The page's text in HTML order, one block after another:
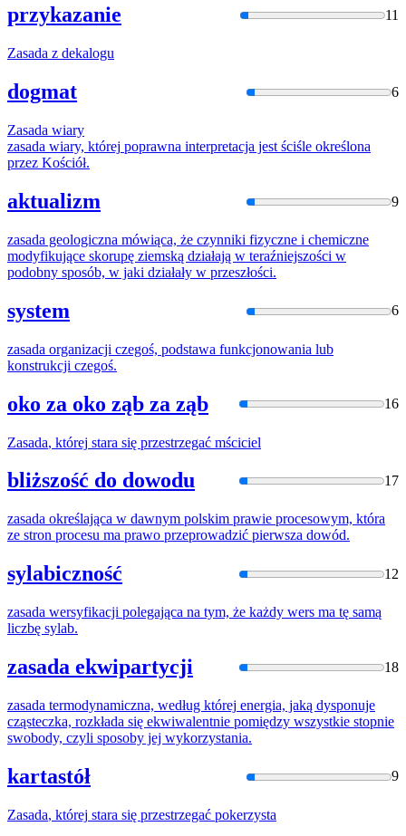
przykazanie 11
Zasada z dekalogu
dogmat 6
Zasada wiary
zasada wiary, której poprawna interpretacja jest ściśle określona
przez Kościół.
aktualizm 9
zasada geologiczna mówiąca, że czynniki fizyczne i chemiczne
modyfikujące skorupę ziemską działają w teraźniejszości w
podobny sposób, w jaki działały w przeszłości.
system 6
zasada organizacji czegoś, podstawa funkcjonowania lub
konstrukcji czegoś.
oko za oko ząb za ząb 16
Zasada, której stara się przestrzegać mściciel
bliższość do dowodu 17
zasada określająca w dawnym polskim prawie procesowym, która
ze stron procesu ma prawo przeprowadzić pierwsza dowód.
sylabiczność 12
zasada wersyfikacji polegająca na tym, że każdy wers ma tę samą
liczbę sylab.
zasada ekwipartycji 18
zasada termodynamiczna, według której energia, jaką dysponuje
cząsteczka, rozkłada się ekwiwalentnie pomiędzy wszystkie stopnie
swobody, czyli sposoby jej wykorzystania.
kartastół 9
Zasada, której stara się przestrzegać pokerzysta